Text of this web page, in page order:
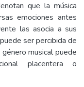
que la música
emociones antes
las asocia a sus
ser percibida de
musical puede
placentera o